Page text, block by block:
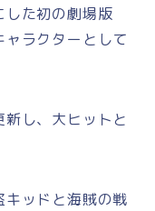
した初の劇場版
ャラクターとして
し、大ヒットと
ッドと海賊の戦